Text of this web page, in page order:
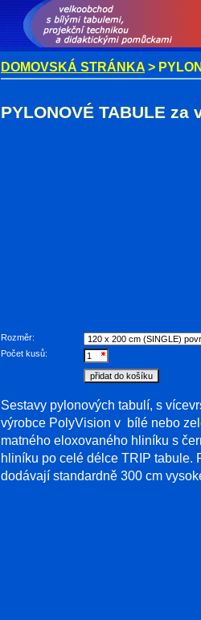
DOMOVSKÁ STRÁNKA >
PYLONOVÉ TABULE
Rozměr:
Počet kusů:
Sestavy pylonových tabulí, s
výrobce PolyVision v bílé nebo
matného eloxovaného hliníku s
hliníku po celé délce TRIP tabule.
dodávají standardně 300 cm